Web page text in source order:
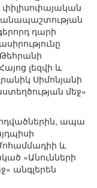
փիլիսոփայական
դարի
լեզվի և
Սիմոնյանի
մեջ»
ապա
և
«Անունների
անգլերեն